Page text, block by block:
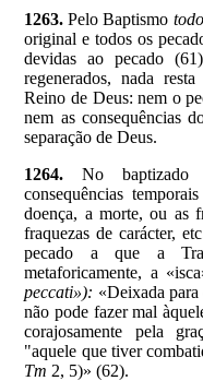
1263. Pelo Baptismo
original e todos os
devidas ao pecado
regenerados, nada
Reino de Deus: nem o
nem as consequências
separação de Deus.
1264.
No baptizado
consequências
doença, a morte, ou as
fraquezas de carácter,
pecado a que a
metaforicamente, a
peccati»): «Deixada para
não pode fazer mal
corajosamente pela
"aquele que tiver
Tm 2, 5)» (62).